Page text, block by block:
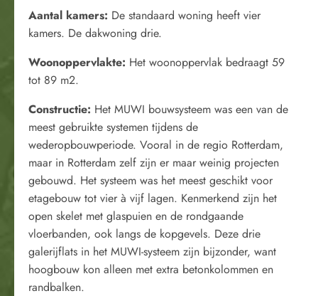
Aantal kamers: De standaard woning heeft vier
kamers. De dakwoning drie.
Woonoppervlakte: Het woonoppervlak bedraagt 59
tot 89 m2.
Constructie: Het MUWI bouwsysteem was een van de
meest gebruikte systemen tijdens de
wederopbouwperiode. Vooral in de regio Rotterdam,
maar in Rotterdam zelf zijn er maar weinig projecten
gebouwd. Het systeem was het meest geschikt voor
etagebouw tot vier à vijf lagen. Kenmerkend zijn het
open skelet met glaspuien en de rondgaande
vloerbanden, ook langs de kopgevels. Deze drie
galerijflats in het MUWI-systeem zijn bijzonder, want
hoogbouw kon alleen met extra betonkolommen en
randbalken.